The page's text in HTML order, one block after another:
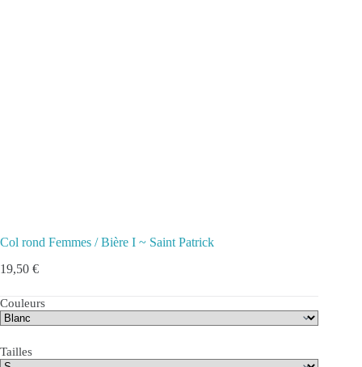
Col rond Femmes / Bière I ~ Saint Patrick
19,50 €
Couleurs
Tailles